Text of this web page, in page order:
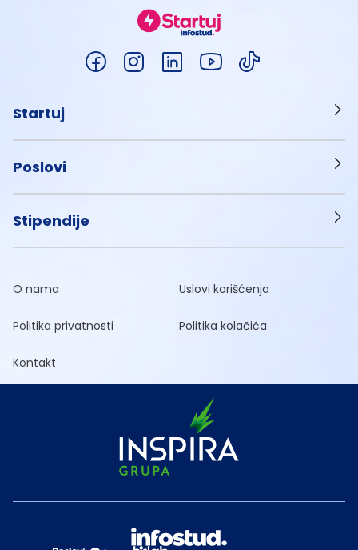
Startuj
Poslovi
Stipendije
O nama Uslovi korišćenja
Politika privatnosti Politika kolačića
Kontakt